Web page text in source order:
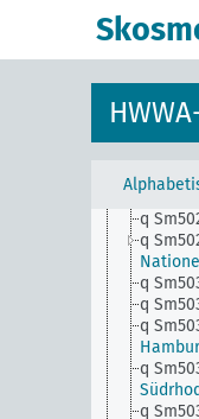
q
q
q
q
q
q
q
q
q
q